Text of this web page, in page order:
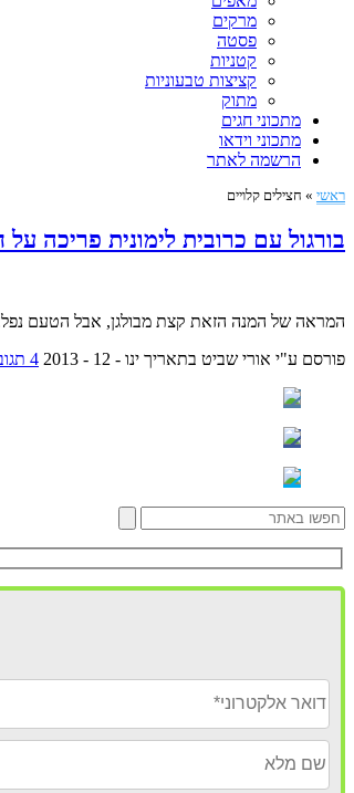
מרקים
פסטה
קטניות
קציצות טבעוניות
מתוק
מתכוני חגים
מתכוני וידאו
הרשמה לאתר
ראשי » חצילים קלויים
בורגול עם כרובית לימונית פריכה
המראה של המנה הזאת קצת מבולגן, אבל הטעם
פורסם ע"י אורי שביט בתאריך ינו - 12 - 2013 4 תגובות